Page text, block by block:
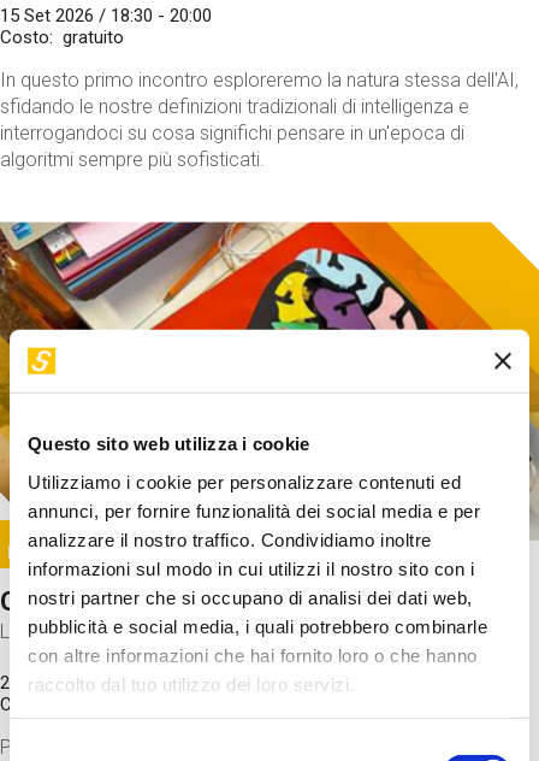
Questo sito web utilizza i cookie
Utilizziamo i cookie per personalizzare contenuti ed
annunci, per fornire funzionalità dei social media e per
analizzare il nostro traffico. Condividiamo inoltre
informazioni sul modo in cui utilizzi il nostro sito con i
nostri partner che si occupano di analisi dei dati web,
pubblicità e social media, i quali potrebbero combinarle
con altre informazioni che hai fornito loro o che hanno
raccolto dal tuo utilizzo dei loro servizi.
Selezione
15 Set 2026 / 18:30 - 20:00
Costo
gratuito
In questo primo incontro esploreremo la natura stessa dell'AI,
sfidando le nostre definizioni tradizionali di intelligenza e
interrogandoci su cosa significhi pensare in un'epoca di
algoritmi sempre più sofisticati.
Image
SUNDAY@STEP
Come funziona il cervello?
Laboratorio
20 Set 2026 / 11:15 - 13:00
Costo
Proveremo a costruire un cervello in cartoncino cercando di